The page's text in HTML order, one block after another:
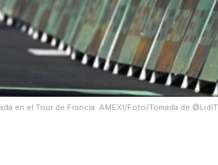
en el Tour de Francia. AMEXI/Foto/Tomada de